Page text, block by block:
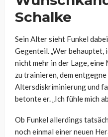
Schalke
Sein Alter sieht Funkel
Gegenteil. „Wer behauptet,
nicht mehr in der Lage,
zu trainieren, dem
Altersdiskriminierung und
betonte er. „Ich fühle mich
Ob Funkel allerdings
noch einmal einer neuen